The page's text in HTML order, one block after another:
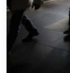
Toplum ve Yaşam
Sivil Toplum
Kamu